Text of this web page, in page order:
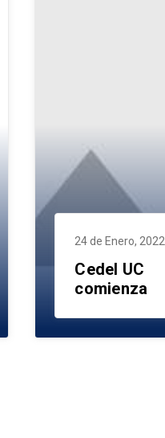
24 de Enero, 2022
Cedel UC
comienza